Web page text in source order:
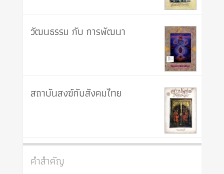
วัฒนธรรม กับ การพัฒนา
สถาบันสงฆ์กับสังคมไทย
คำสำคัญ